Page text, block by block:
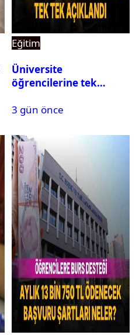
Eğitim
Üniversite
öğrencilerine tek
60 bin liraya kadar burs
3 gün önce